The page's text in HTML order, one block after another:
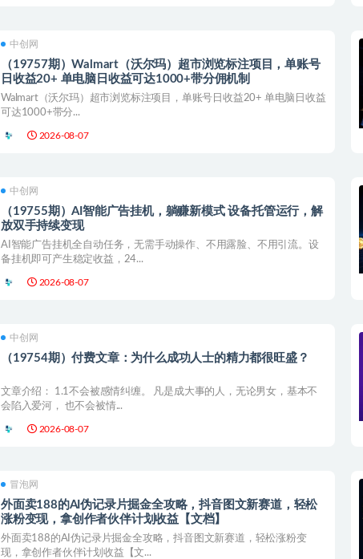
中创网
（19757期）Walmart（沃尔玛）超市浏览标注项目，单账号
日收益20+ 单电脑日收益可达1000+带分佣机制
Walmart（沃尔玛）超市浏览标注项目，单账号日收益20+ 单电脑日收益
可达1000+带分...
2026-08-07
中创网
（19755期）AI智能广告挂机，躺赚新模式 设备托管运行，解
放双手持续变现
AI智能广告挂机全自动任务，无需手动操作、不用露脸、不用引流。设
备挂机即可产生稳定收益，24...
2026-08-07
中创网
（19754期）付费文章：为什么成功人士的精力都很旺盛？
文章介绍： 1.1不会被感情纠缠。 凡是成大事的人，无论男女，基本不
会陷入爱河， 也不会被情...
2026-08-07
冒泡网
外面卖188的AI伪记录片掘金全攻略，抖音图文新赛道，轻松
涨粉变现，拿创作者伙伴计划收益【文档】
外面卖188的AI伪记录片掘金全攻略，抖音图文新赛道，轻松涨粉变
现，拿创作者伙伴计划收益【文...